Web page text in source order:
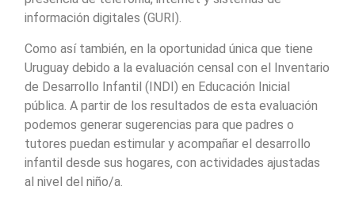
información digitales (GURI).
Como así también, en la oportunidad única que tiene
Uruguay debido a la evaluación censal con el Inventario
de Desarrollo Infantil (INDI) en Educación Inicial
pública. A partir de los resultados de esta evaluación
podemos generar sugerencias para que padres o
tutores puedan estimular y acompañar el desarrollo
infantil desde sus hogares, con actividades ajustadas
al nivel del niño/a.